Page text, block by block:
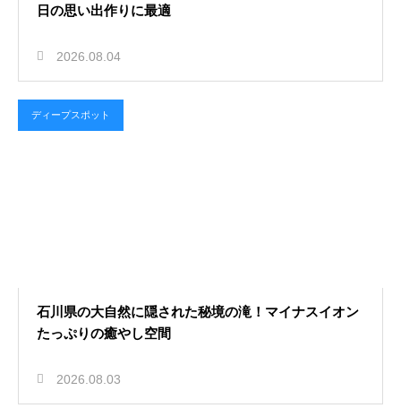
日の思い出作りに最適
2026.08.04
ディープスポット
石川県の大自然に隠された秘境の滝！マイナスイオン
たっぷりの癒やし空間
2026.08.03